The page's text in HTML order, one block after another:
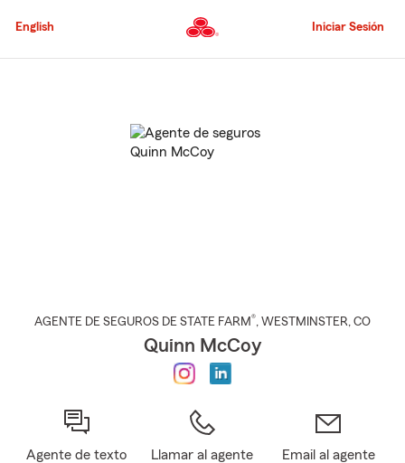
al
principal
English Iniciar Sesión
AGENTE DE SEGUROS DE STATE FARM®, WESTMINSTER, CO
Quinn McCoy
Agente de texto Llamar al agente Email al agente